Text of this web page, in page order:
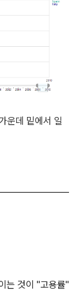
운데 밑에서 일
는 것이 "고용률"